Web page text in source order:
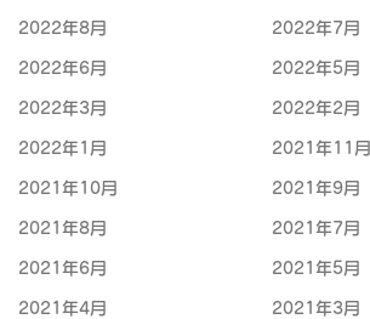
2022年8月 2022年7月
2022年6月 2022年5月
2022年3月 2022年2月
2022年1月 2021年11月
2021年10月 2021年9月
2021年8月 2021年7月
2021年6月 2021年5月
2021年4月 2021年3月